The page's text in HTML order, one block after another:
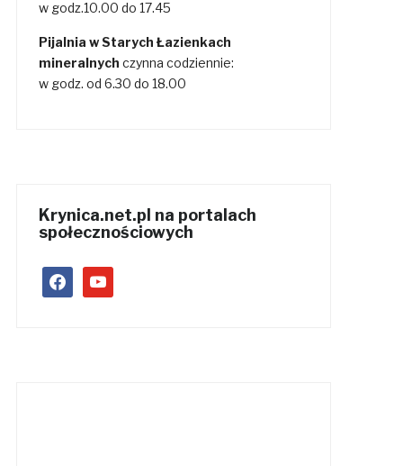
w godz.10.00 do 17.45
Pijalnia w Starych Łazienkach
mineralnych czynna codziennie:
w godz. od 6.30 do 18.00
Krynica.net.pl na portalach
społecznościowych
facebookyoutube